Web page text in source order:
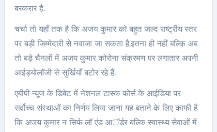
बरकरार है.
चर्चा तो यहाँ तक है कि अजय कुमार को बहुत जल्द राष्ट्रीय स्तर
पर बड़ी जिम्मेदारी से नवाजा जा सकता है.इतना ही नहीं बल्कि अब
तो बड़े चैनलों में अजय कुमार कोरोना संक्रमण पर लगातार अपनी
आईड्योलाॅजी से सुर्खियाँ बटोर रहे हैं.
एबीपी न्यूज के डिबेट में नेशनल टास्क फोर्स के आईडिया पर
सर्वोच्च संस्थाओं का निर्णय लिया जाना यह बताने के लिए काफी है
कि अजय कुमार न सिर्फ लाॅ एंड आॅर्डर बल्कि स्वास्थ्य सेवाओं में